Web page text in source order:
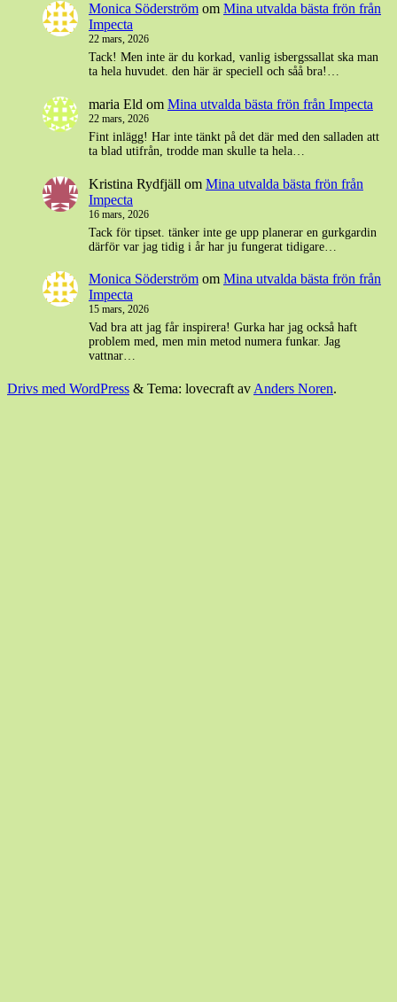
Monica Söderström om Mina utvalda bästa frön från
Impecta
22 mars, 2026
Tack! Men inte är du korkad, vanlig isbergssallat ska man
ta hela huvudet. den här är speciell och såå bra!…
maria Eld om Mina utvalda bästa frön från Impecta
22 mars, 2026
Fint inlägg! Har inte tänkt på det där med den salladen att
ta blad utifrån, trodde man skulle ta hela…
Kristina Rydfjäll om Mina utvalda bästa frön från
Impecta
16 mars, 2026
Tack för tipset. tänker inte ge upp planerar en gurkgardin
därför var jag tidig i år har ju fungerat tidigare…
Monica Söderström om Mina utvalda bästa frön från
Impecta
15 mars, 2026
Vad bra att jag får inspirera! Gurka har jag också haft
problem med, men min metod numera funkar. Jag
vattnar…
Drivs med WordPress & Tema: lovecraft av Anders Noren.